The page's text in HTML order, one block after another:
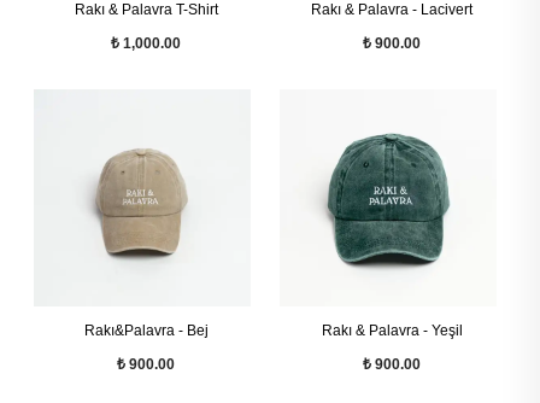
Rakı & Palavra T-Shirt
₺ 1,000.00
Rakı & Palavra - Lacivert
₺ 900.00
Rakı&Palavra - Bej
₺ 900.00
Rakı & Palavra - Yeşil
₺ 900.00